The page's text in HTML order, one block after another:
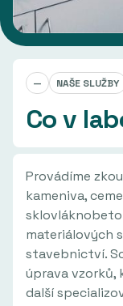
— NAŠE SLUŽBY
Co v
Provádíme
kameniva,
materiálových
stavebnictví.
úprava vzorků,
další